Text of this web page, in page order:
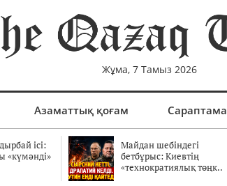
Жұма, 7 Тамыз 2026
Азаматтық қоғам Сараптама
ісі:
«күмәнді»
Майдан шебіндегі
бетбұрыс: Киевтің
«технократиялық төңк..